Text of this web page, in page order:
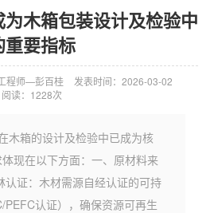
木箱包装设计及检验中
重要指标
程师—彭百桂
发表时间：2026-03-02
阅读： 1228次
木箱的设计及检验中已成为核
现在以下方面：一、原材料来
认证‌：木材需源自经认证的可持
PEFC认证），确保资源可再生